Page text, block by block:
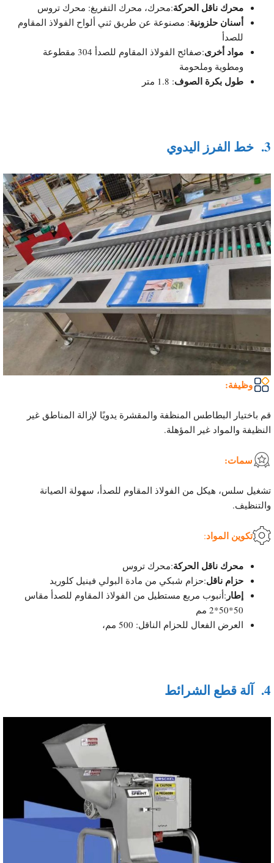
محرك ناقل الحركة:محرك، محرك التفريغ: محرك تروس
أسنان حلزونية: مصنوعة عن طريق ثني ألواح الفولاذ المقاوم
للصدأ
مواد أخرى
:صفائح الفولاذ المقاوم للصدأ 304 مقطوعة
ومطوية وملحومة
طول بكرة الصوف: 1.8 متر
3. خط الفرز اليدوي
وظيفة:
قم باختيار البطاطس المنظفة والمقشرة يدويًا لإزالة المناطق غير
النظيفة والمواد غير المؤهلة.
سمات:
تشغيل سلس، هيكل من الفولاذ المقاوم للصدأ، سهولة الصيانة
والتنظيف.
تكوين المواد:
محرك ناقل الحركة:محرك تروس
حزام ناقل:حزام شبكي من مادة البولي فينيل كلوريد
إطار:أنبوب مربع مستطيل من الفولاذ المقاوم للصدأ مقاس
50*50*2 مم
العرض الفعال للحزام الناقل: 500 مم،
4. آلة قطع الشرائط